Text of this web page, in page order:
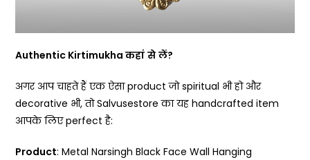
Authentic Kirtimukhaकहां से लें?
अगर आप चाहते हैं एक ऐसा product जो spiritual भी हो और
decorative भी, तो Salvusestore का यह handcrafted item
आपके लिए perfect है:
Product: Metal Narsingh Black Face Wall Hanging